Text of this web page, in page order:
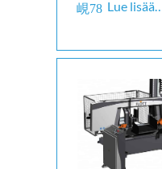
Lue lisää…